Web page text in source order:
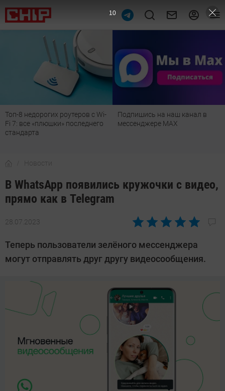
Топ-8 недорогих роутеров с Wi-
Fi 7: все «плюшки» последнего
стандарта
Подпишись на наш канал в
мессенджере МАХ
Новости
В WhatsApp появились кружочки с видео,
прямо как в Telegram
28.07.2023
Автор:
Довлатова
Теперь пользователи зелёного мессенджера
могут отправлять друг другу видеосообщения.
9